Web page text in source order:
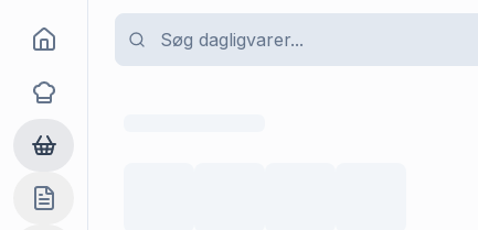
Goma
Opskrifter
Dagligvarer
Indkøbslisten